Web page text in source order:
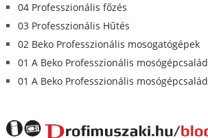
04 Professzionális főzés
03 Professzionális Hűtés
02 Beko Professzionális mosogatógépek
01 A Beko Professzionális mosógépcsalád
01 A Beko Professzionális mosógépcsalád